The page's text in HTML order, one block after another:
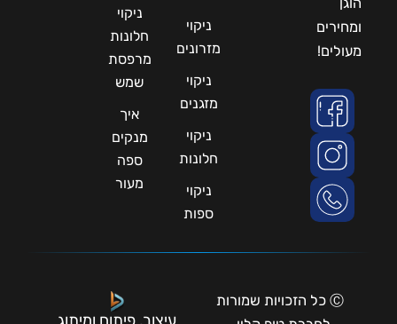
ומחירים
מעולים!
ניקוי
מזרונים
ניקוי
מזגנים
ניקוי
חלונות
ניקוי
ספות
ניקוי
חלונות
מרפסת
שמש
איך
מנקים
ספה
מעור
Ⓒ כל הזכויות שמורות